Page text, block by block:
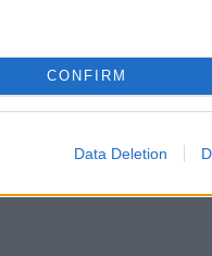
CONFIRM
Data Deletion